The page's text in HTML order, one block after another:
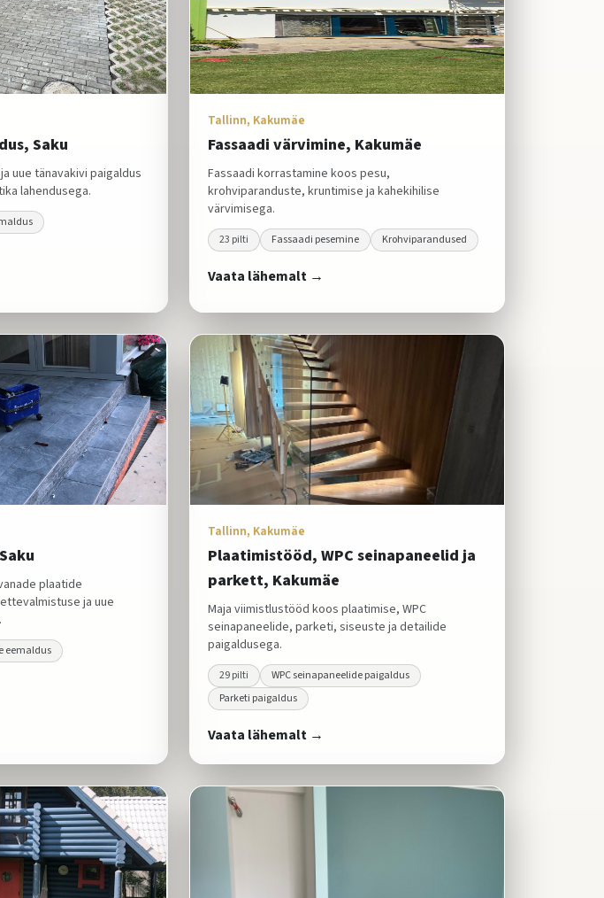
Saku
uue tänavakivi paigaldus
lahendusega.
Tallinn, Kakumäe
Fassaadi värvimine, Kakumäe
Fassaadi korrastamine koos pesu,
krohviparanduste, kruntimise ja kahekihilise
värvimisega.
23 pilti Fassaadi pesemine Krohviparandused
Vaata lähemalt →
plaatide
ja uue
eemaldus
Tallinn, Kakumäe
Plaatimistööd, WPC seinapaneelid ja
parkett, Kakumäe
Maja viimistlustööd koos plaatimise, WPC
seinapaneelide, parketi, siseuste ja detailide
paigaldusega.
29pilti
WPC seinapaneelide paigaldus
Parketi paigaldus
Vaata lähemalt →